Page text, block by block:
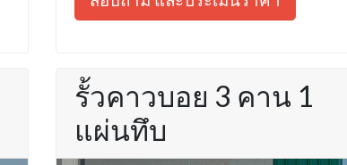
รั้วคาวบอย 3 คาน 1
แผ่นทึบ